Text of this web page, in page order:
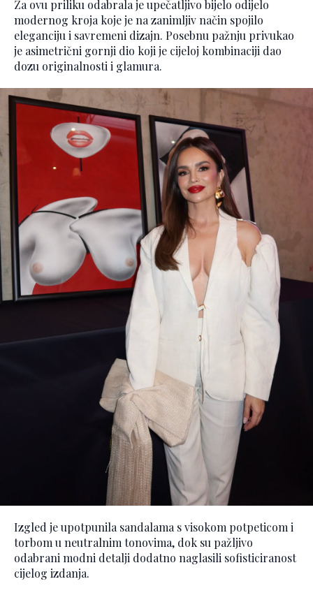
Za ovu priliku odabrala je upečatljivo bijelo odijelo
modernog kroja koje je na zanimljiv način spojilo
eleganciju i savremeni dizajn. Posebnu pažnju privukao
je asimetrični gornji dio koji je cijeloj kombinaciji dao
dozu originalnosti i glamura.
Izgled je upotpunila sandalama s visokom potpeticom i
torbom u neutralnim tonovima, dok su pažljivo
odabrani modni detalji dodatno naglasili sofisticiranost
cijelog izdanja.